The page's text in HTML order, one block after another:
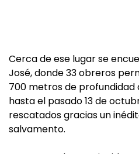
Cerca de ese lugar se
José, donde 33 obreros
700 metros de profundidad
hasta el pasado 13 de
rescatados gracias un
salvamento.